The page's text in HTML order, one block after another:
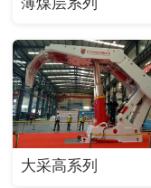
薄煤层系列
大采高系列